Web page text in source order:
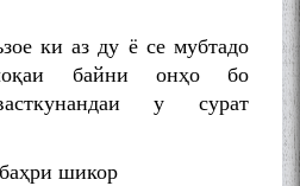
ки аз ду ё се мубтадо
байни онҳо бо
у сурат
шикор